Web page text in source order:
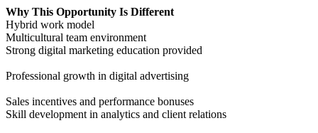
Why This Opportunity Is Different
Hybrid work model
Multicultural team environment
Strong digital marketing education provided
Professional growth in digital advertising
Sales incentives and performance bonuses
Skill development in analytics and client relations